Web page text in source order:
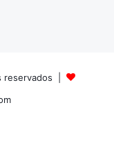
reservados |